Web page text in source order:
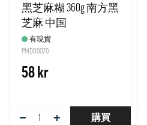
黑芝麻糊 360g 南方黑
芝麻 中国
有現貨
PMDO0070
58 kr
− + 購買